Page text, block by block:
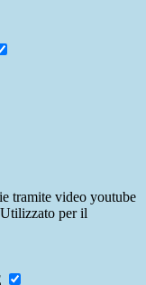
tramite video youtube
per il